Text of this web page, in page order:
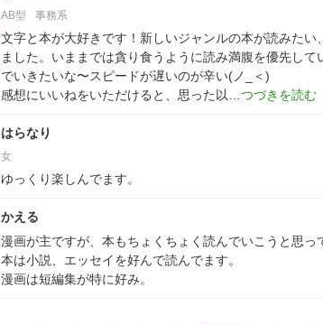
AB型 事務系
文字と本が大好きです！新しいジャンルの本が読みた
ました。いままでは貪り食うように読み満腹を優先し
でいきたいな〜スピードが遅いのが辛い(ノ_＜)
感想にいいねをいただけると、思った以
はらなり
女
ゆっくり楽しんでます。
かえる
漫画が主ですが、本もちょくちょく読んでいこうと思っ
本は小説、エッセイを好んで読んでます。
漫画は短編集が特に好み。